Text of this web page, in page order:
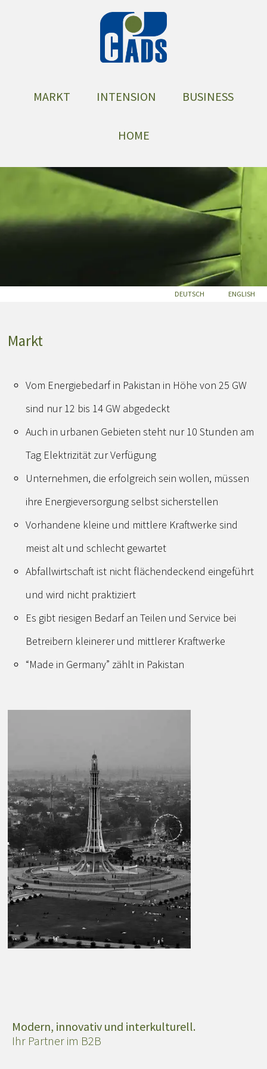
MARKT INTENSION BUSINESS
HOME
ENGLISH
DEUTSCH
Markt
Vom Energiebedarf in Pakistan in Höhe von 25 GW
sind nur 12 bis 14 GW abgedeckt
Auch in urbanen Gebieten steht nur 10 Stunden am
Tag Elektrizität zur Verfügung
Unternehmen, die erfolgreich sein wollen, müssen
ihre Energieversorgung selbst sicherstellen
Vorhandene kleine und mittlere Kraftwerke sind
meist alt und schlecht gewartet
Abfallwirtschaft ist nicht flächendeckend eingeführt
und wird nicht praktiziert
Es gibt riesigen Bedarf an Teilen und Service bei
Betreibern kleinerer und mittlerer Kraftwerke
“Made in Germany” zählt in Pakistan
Modern, innovativ und interkulturell.
Ihr Partner im B2B